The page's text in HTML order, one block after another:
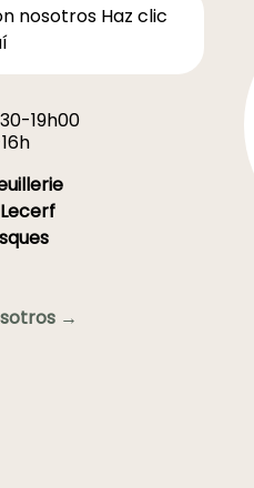
nosotros Haz clic
19h00
→